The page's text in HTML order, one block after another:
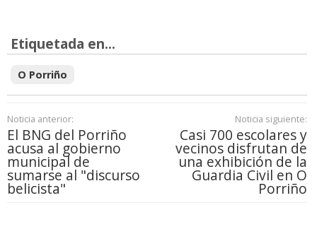
Etiquetada en...
O Porriño
Noticia anterior:
El BNG del Porriño
acusa al gobierno
municipal de
sumarse al "discurso
belicista"
Noticia siguiente:
Casi 700 escolares y
vecinos disfrutan de
una exhibición de la
Guardia Civil en O
Porriño